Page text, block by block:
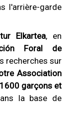
l'arrière-garde
Elkartea, en
Foral de
recherches sur
Association
garçons et
la base de